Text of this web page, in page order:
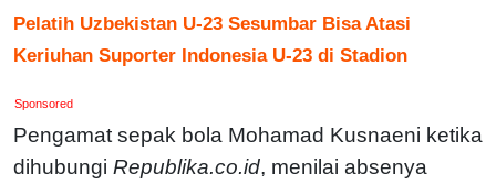
Pelatih Uzbekistan U-23 Sesumbar Bisa Atasi
Keriuhan Suporter Indonesia U-23 di Stadion
Sponsored
Pengamat sepak bola Mohamad Kusnaeni ketika
dihubungi Republika.co.id, menilai absenya